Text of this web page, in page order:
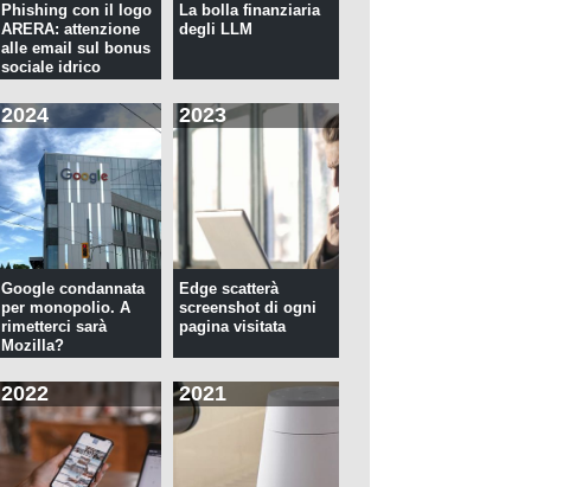
Phishing con il logo
ARERA: attenzione
alle email sul bonus
sociale idrico
La bolla finanziaria
degli LLM
2024
Google condannata
per monopolio. A
rimetterci sarà
Mozilla?
2023
Edge scatterà
screenshot di ogni
pagina visitata
2022 2021